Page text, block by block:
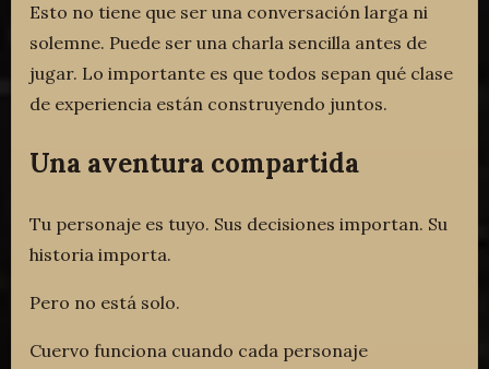
Esto no tiene que ser una conversación larga ni
solemne. Puede ser una charla sencilla antes de
jugar. Lo importante es que todos sepan qué clase
de experiencia están construyendo juntos.
Una aventura compartida
Tu personaje es tuyo. Sus decisiones importan. Su
historia importa.
Pero no está solo.
Cuervo funciona cuando cada personaje